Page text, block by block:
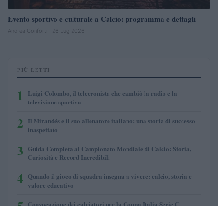
Evento sportivo e culturale a Calcio: programma e dettagli
Andrea Conforti · 26 Lug 2026
PIÙ LETTI
1
Luigi Colombo, il telecronista che cambiò la radio e la
televisione sportiva
2 Il Mirandés e il suo allenatore italiano: una storia di successo
inaspettato
3 Guida Completa al Campionato Mondiale di Calcio: Storia,
Curiosità e Record Incredibili
4 Quando il gioco di squadra insegna a vivere: calcio, storia e
valore educativo
Convocazione dei calciatori per la Coppa Italia Serie C